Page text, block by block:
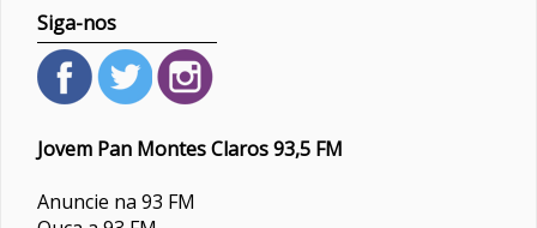
Siga-nos
Jovem Pan Montes Claros 93,5 FM
Anuncie na 93 FM